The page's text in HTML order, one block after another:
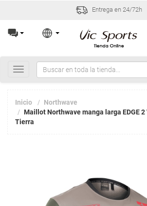
Entrega en 24/72h
Toggle
navigation
Inicio
Northwave
Maillot Northwave manga larga EDGE
Tierra